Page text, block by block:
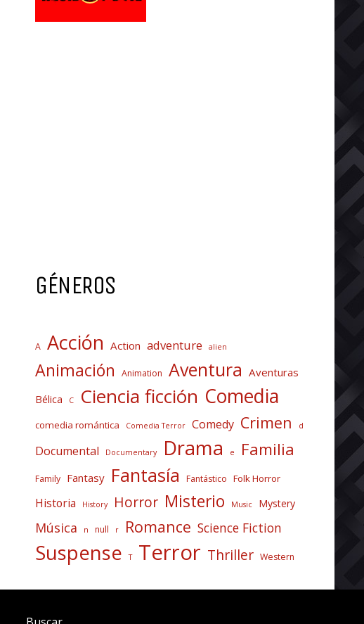
GÉNEROS
A Acción Action adventure alien
Animación Animation Aventura Aventuras
Bélica C Ciencia ficción Comedia
comedia romántica Comedia Terror Comedy Crimen d
Documental Documentary Drama e Familia
Family Fantasy Fantasía Fantástico Folk Horror
Historia History Horror Misterio Music Mystery
Música n null r Romance Science Fiction
Suspense T Terror Thriller Western